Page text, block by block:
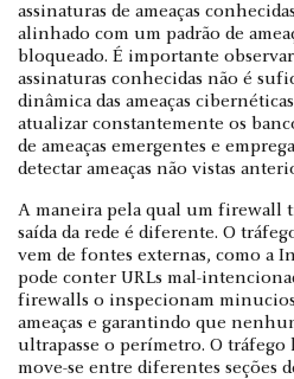
assinaturas de ameaças
alinhado com um padrão de
bloqueado. É importante
assinaturas conhecidas não é
dinâmica das ameaças
atualizar constantemente os
de ameaças emergentes e
detectar ameaças não vistas
A maneira pela qual um firewall
saída da rede é diferente. O
vem de fontes externas, como a
pode conter URLs mal-
firewalls o inspecionam
ameaças e garantindo que
ultrapasse o perímetro. O
move-se entre diferentes seções